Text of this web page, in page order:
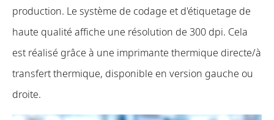
production. Le système de codage et d'étiquetage de
haute qualité affiche une résolution de 300 dpi. Cela
est réalisé grâce à une imprimante thermique directe/à
transfert thermique, disponible en version gauche ou
droite.